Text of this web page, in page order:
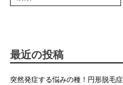
索:
最近の投稿
突然発症する悩みの種！円形脱毛症